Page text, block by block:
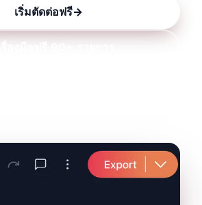
เริ่มตัดต่อฟรี→